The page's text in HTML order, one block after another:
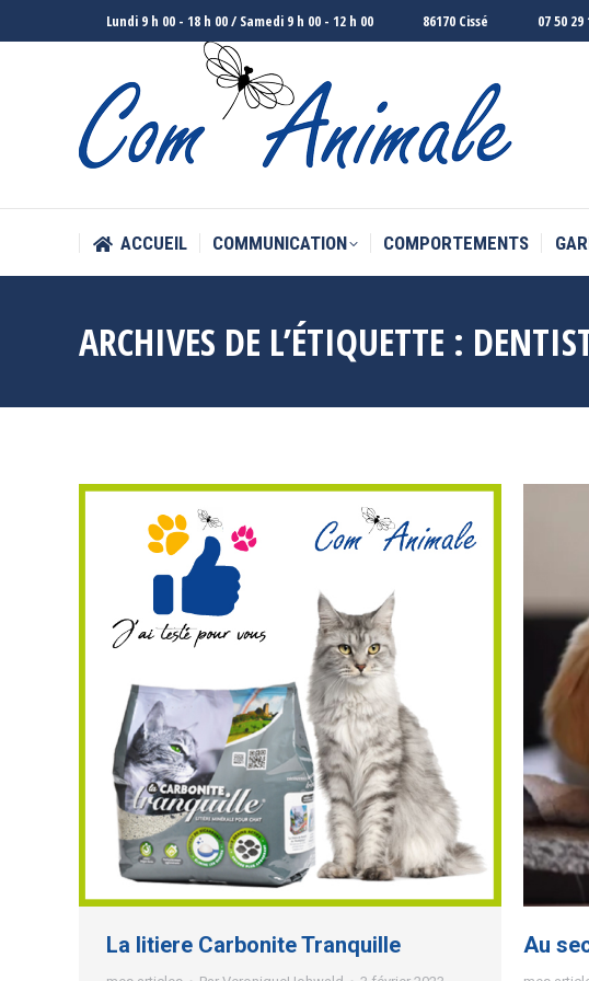
Lundi 9 h 00 - 18 h 00 / Samedi 9 h 00 - 12 h 00 86170 Cissé 07 50 29
ACCUEIL COMMUNICATION COMPORTEMENTS
ARCHIVES DE L’ÉTIQUETTE :
La litiere Carbonite Tranquille Au